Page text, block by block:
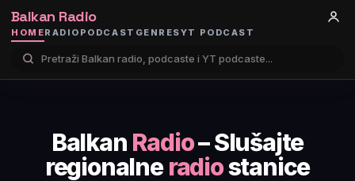
Balkan Radio
HOMERADIO PODCAST GENRESYT PODCAST
Balkan Radio– Slušajte
regionalneradiostanice